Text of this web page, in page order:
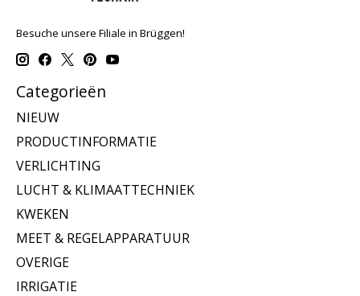
Besuche unsere Filiale in Brüggen!
Categorieën
NIEUW
PRODUCTINFORMATIE
VERLICHTING
LUCHT & KLIMAATTECHNIEK
KWEKEN
MEET & REGELAPPARATUUR
OVERIGE
IRRIGATIE